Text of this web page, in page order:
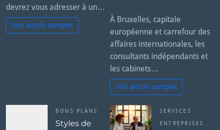
devrez vous adresser à un…
Voir article complet
À Bruxelles, capitale
européenne et carrefour des
affaires internationales, les
consultants indépendants et
les cabinets…
Voir article complet
BONS PLANS
Styles de
SERVICES
ENTREPRISES